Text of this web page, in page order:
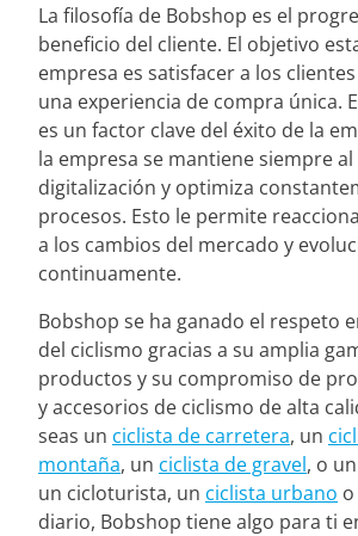
La filosofía de Bobshop es el
beneficio del cliente. El objetivo
empresa es satisfacer a los
una experiencia de compra única.
es un factor clave del éxito de la
la empresa se mantiene siempre al
digitalización y optimiza
procesos. Esto le permite
a los cambios del mercado y
continuamente.
Bobshop se ha ganado el respeto
del ciclismo gracias a su amplia
productos y su compromiso de
y accesorios de ciclismo de alta
seas un ciclista de carretera, un
montaña, un ciclista de gravel, o un
un cicloturista, un ciclista urbano
diario, Bobshop tiene algo para ti